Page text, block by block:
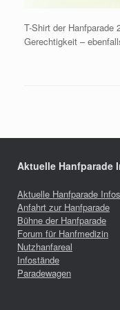
T-Shirt der Hanfparade
Gerechtigkeit –
Aktuelle Hanfparade
Aktuelle Hanfparade Infos
Anfahrt zur Hanfparade
Bühne der Hanfparade
Forum für Hanfmedizin
Nutzhanfareal
Infostände
Paradewagen